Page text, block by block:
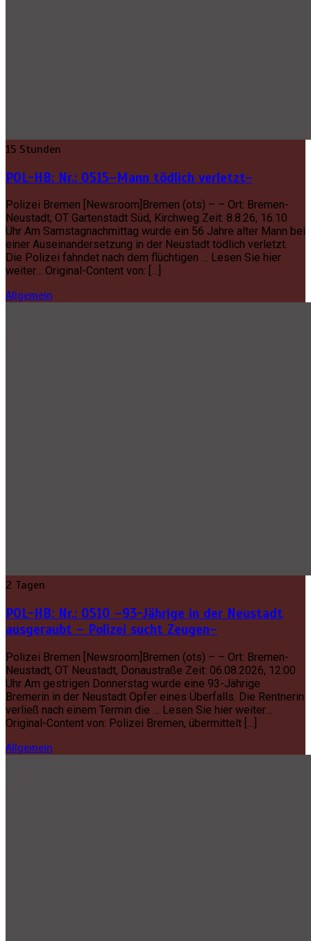
15 Stunden
POL-HB: Nr.: 0515–Mann tödlich verletzt–
Polizei Bremen [Newsroom]Bremen (ots) – – Ort: Bremen-
Neustadt, OT Gartenstadt Süd, Kirchweg Zeit: 8.8.26, 16.10
Uhr Am Samstagnachmittag wurde ein 56 Jahre alter Mann bei
einer Auseinandersetzung in der Neustadt tödlich verletzt.
Die Polizei fahndet nach dem flüchtigen … Lesen Sie hier
weiter… Original-Content von: […]
Allgemein
2 Tagen
POL-HB: Nr.: 0510 –93-Jährige in der Neustadt
ausgeraubt – Polizei sucht Zeugen–
Polizei Bremen [Newsroom]Bremen (ots) – – Ort: Bremen-
Neustadt, OT Neustadt, Donaustraße Zeit: 06.08.2026, 12:00
Uhr Am gestrigen Donnerstag wurde eine 93-Jährige
Bremerin in der Neustadt Opfer eines Überfalls. Die Rentnerin
verließ nach einem Termin die … Lesen Sie hier weiter…
Original-Content von: Polizei Bremen, übermittelt […]
Allgemein